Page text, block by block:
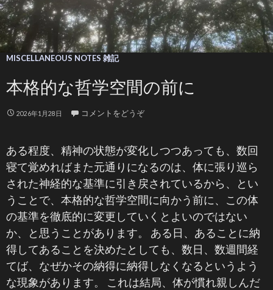
MISCELLANEOUS NOTES 雑記
本格的な哲学空間の前に
2026年1月28日 コメントをどうぞ
ある程度、精神の状態が変化しつつあっても、数回
寝て覚めればまた元通りになるのは、体に張り巡ら
された神経的な基準に引き戻されているから、とい
うことで、本格的な哲学空間に向かう前に、この体
の基準を徹底的に変更していくとよいのではない
か、と思うことがあります。 ある日、あることに納
得してあることを決めたとしても、数日、数週間経
てば、なぜかその納得に納得しなくなるというよう
な現象があります。 これは結局、体が慣れ親しんだ